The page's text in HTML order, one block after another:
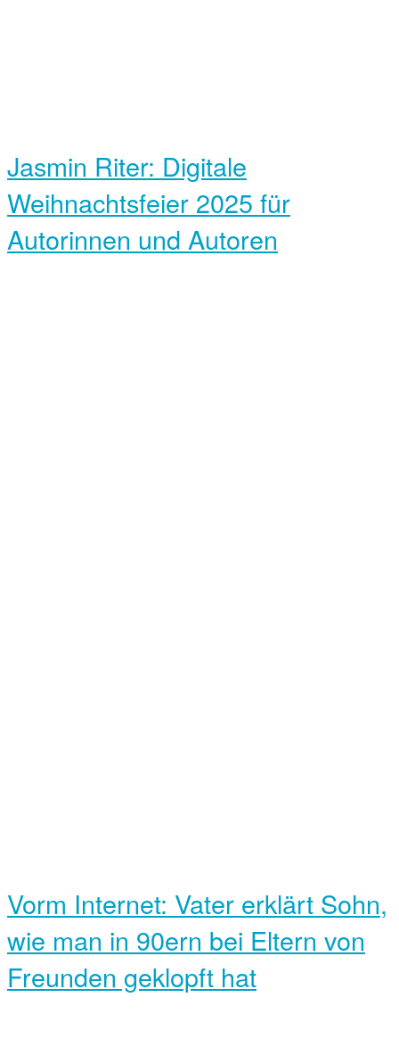
Jasmin Riter: Digitale
Weihnachts­feier 2025 für
Autorinnen und Autoren
Vorm Internet: Vater erklärt Sohn,
wie man in 90ern bei Eltern von
Freunden geklopft hat